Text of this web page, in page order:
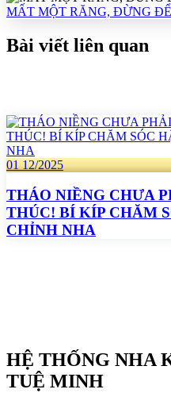
MẤT MỘT RĂNG, ĐỪNG
Bài viết liên quan
01 12/2025
THÁO NIỀNG CHƯA
THÚC! BÍ KÍP CHĂM
CHỈNH NHA
HỆ THỐNG NHA
TUỆ MINH